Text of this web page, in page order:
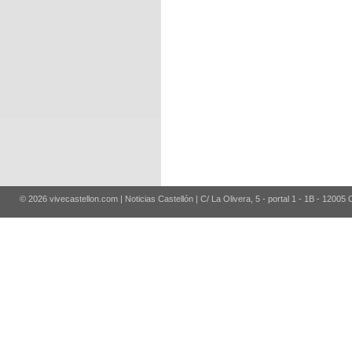
© 2026 vivecastellon.com | Noticias Castellón | C/ La Olivera, 5 - portal 1 - 1B - 12005